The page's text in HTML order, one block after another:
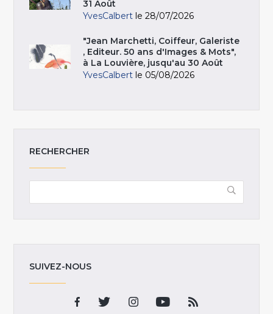
31 Août
YvesCalbert le 28/07/2026
"Jean Marchetti, Coiffeur, Galeriste
, Editeur. 50 ans d'Images & Mots",
à La Louvière, jusqu'au 30 Août
YvesCalbert le 05/08/2026
RECHERCHER
SUIVEZ-NOUS